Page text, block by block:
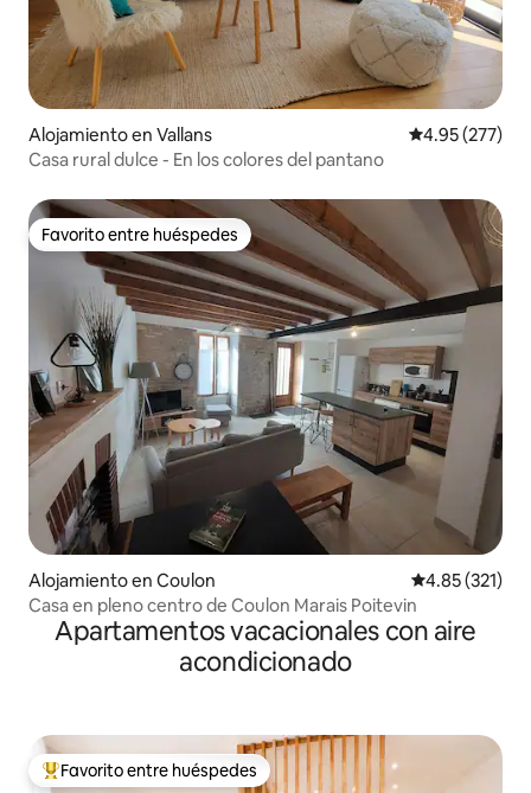
Alojamiento en Vallans Calificación
4.95 (277)
Casa rural dulce - En los colores del pantano
Favorito entre huéspedes
Favorito entre huéspedes
Alojamiento en Coulon Calificación
4.85 (321)
Casa en pleno centro de Coulon Marais Poitevin
Apartamentos vacacionales con aire
acondicionado
Favorito entre huéspedes preferido
Favorito entre huéspedes